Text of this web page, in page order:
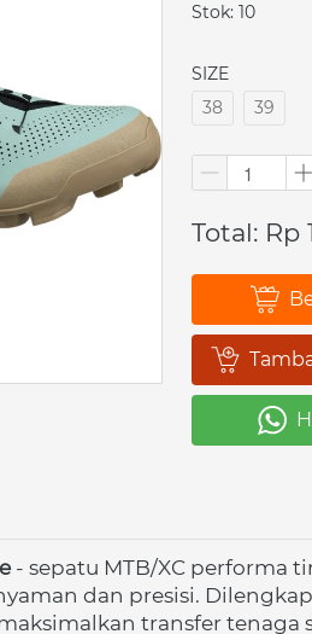
Stok: 10
SIZE
38
39
Total: Rp
`
`
`
- sepatu MTB/XC performa
dan presisi.
transfer tenaga